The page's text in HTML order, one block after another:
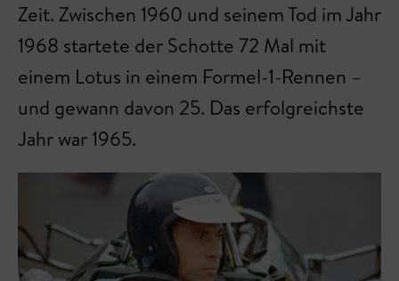
Zeit. Zwischen 1960 und seinem Tod im Jahr
1968 startete der Schotte 72 Mal mit
einem Lotus in einem Formel-1-Rennen –
und gewann davon 25. Das erfolgreichste
Jahr war 1965.